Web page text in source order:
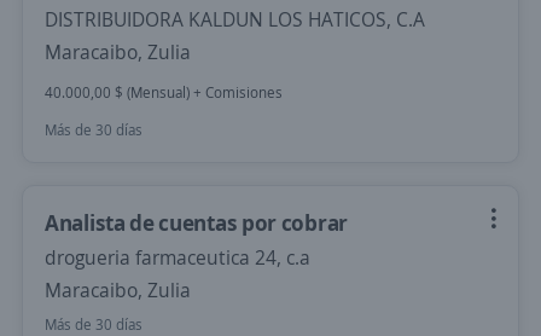
DISTRIBUIDORA KALDUN LOS HATICOS, C.A
Maracaibo, Zulia
40.000,00 $ (Mensual) + Comisiones
Más de 30 días
Analista de cuentas por cobrar
drogueria farmaceutica 24, c.a
Maracaibo, Zulia
Más de 30 días